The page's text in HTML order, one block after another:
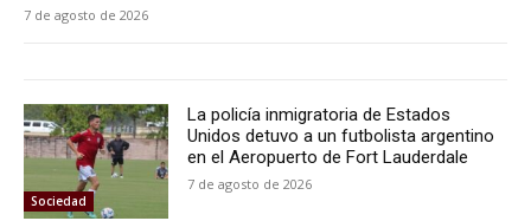
7 de agosto de 2026
Sociedad
La policía inmigratoria de Estados
Unidos detuvo a un futbolista argentino
en el Aeropuerto de Fort Lauderdale
7 de agosto de 2026